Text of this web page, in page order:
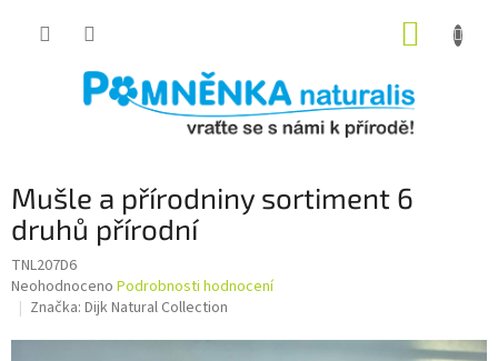
Mušle a přírodniny sortiment 6
druhů přírodní
TNL207D6
Průměrné
hodnocení
Neohodnoceno Podrobnosti hodnocení
Značka: Dijk Natural Collection